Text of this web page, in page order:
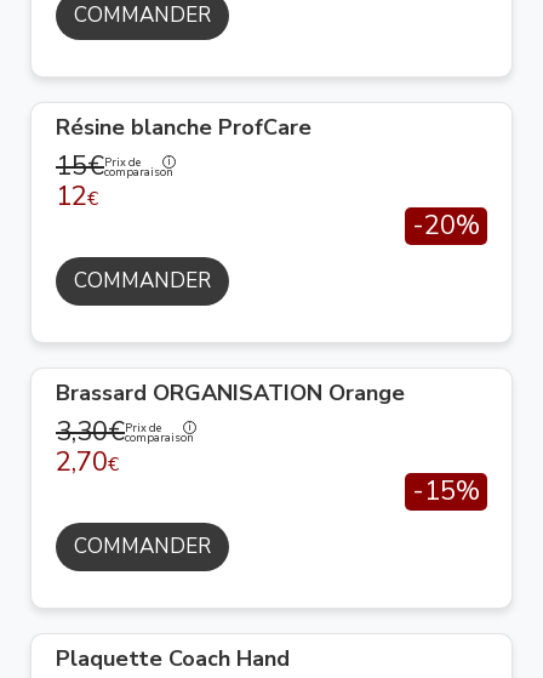
COMMANDER
Résine blanche ProfCare
15€Prix de
comparaison
12€
-20%
COMMANDER
Brassard ORGANISATION Orange
3,30€Prix de
comparaison
2,70€
-15%
COMMANDER
Plaquette Coach Hand